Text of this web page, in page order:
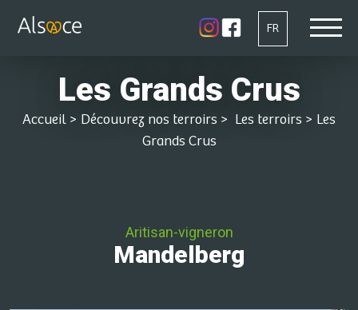
FR
Les Grands Crus
Accueil > Découvrez nos terroirs > Les terroirs > Les
Grands Crus
Aritisan-vigneron
Mandelberg